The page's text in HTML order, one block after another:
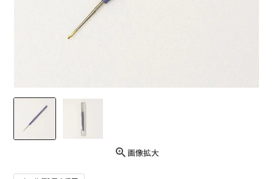
画像拡大